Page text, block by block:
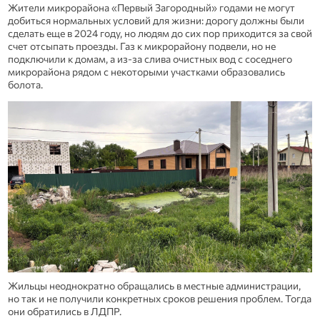
Жители микрорайона «Первый Загородный» годами не могут
добиться нормальных условий для жизни: дорогу должны были
сделать еще в 2024 году, но людям до сих пор приходится за свой
счет отсыпать проезды. Газ к микрорайону подвели, но не
подключили к домам, а из‑за слива очистных вод с соседнего
микрорайона рядом с некоторыми участками образовались
болота.
Жильцы неоднократно обращались в местные администрации,
но так и не получили конкретных сроков решения проблем. Тогда
они обратились в ЛДПР.